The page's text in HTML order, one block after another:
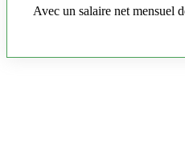
Avec un salaire net mensuel